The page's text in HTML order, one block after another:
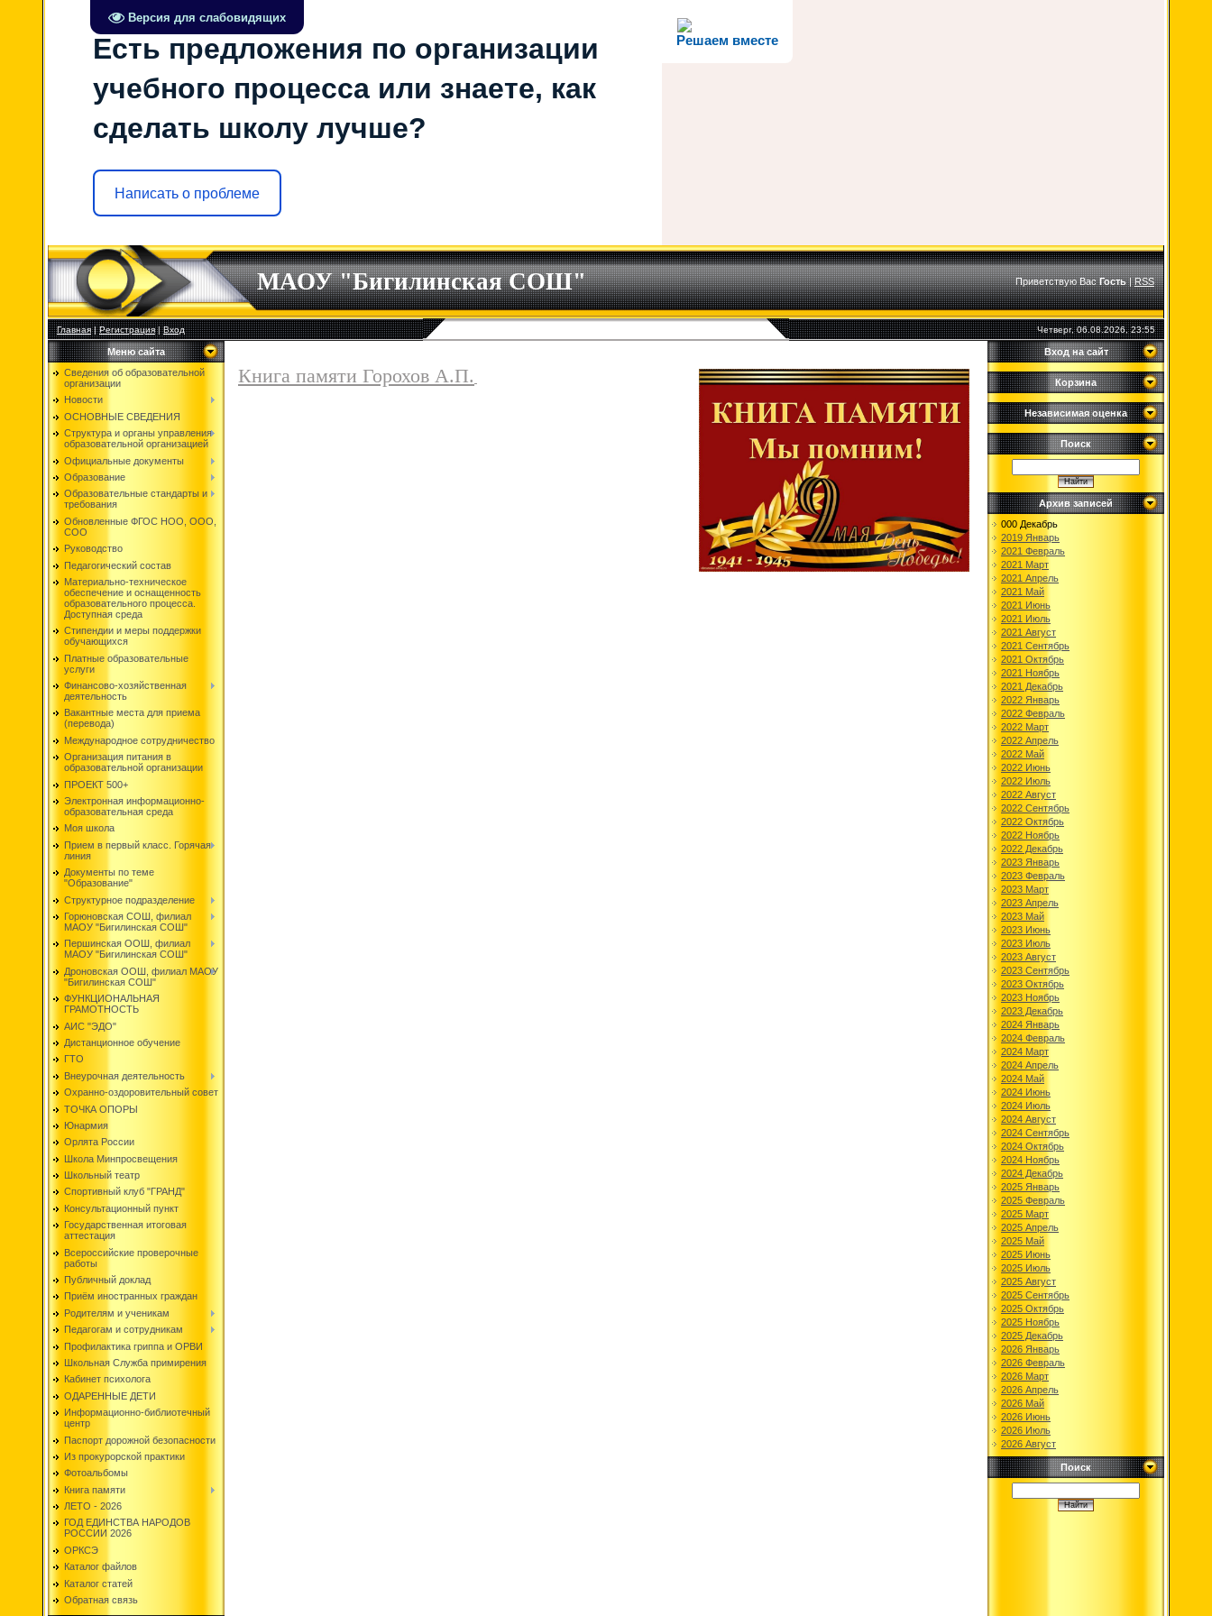
Версия для слабовидящих
Решаем вместе
Есть предложения по организации
учебного процесса или знаете, как
сделать школу лучше?
Написать о проблеме
МАОУ "Бигилинская СОШ" Приветствую Вас Гость|RSS
Главная|Регистрация|Вход Четверг, 06.08.2026, 23:55
Меню сайта
Сведения об образовательной
организации
Новости
ОСНОВНЫЕ СВЕДЕНИЯ
Структура и органы управления
образовательной организацией
Официальные документы
Образование
Образовательные стандарты и
требования
Обновленные ФГОС НОО, ООО,
СОО
Руководство
Педагогический состав
Материально-техническое
обеспечение и оснащенность
образовательного процесса.
Доступная среда
Стипендии и меры поддержки
обучающихся
Платные образовательные
услуги
Финансово-хозяйственная
деятельность
Вакантные места для приема
(перевода)
Международное сотрудничество
Организация питания в
образовательной организации
ПРОЕКТ 500+
Электронная информационно-
образовательная среда
Моя школа
Прием в первый класс. Горячая
линия
Документы по теме
"Образование"
Структурное подразделение
Горюновская СОШ, филиал
МАОУ "Бигилинская СОШ"
Першинская ООШ, филиал
МАОУ "Бигилинская СОШ"
Дроновская ООШ, филиал МАОУ
"Бигилинская СОШ"
ФУНКЦИОНАЛЬНАЯ
ГРАМОТНОСТЬ
АИС "ЭДО"
Дистанционное обучение
ГТО
Внеурочная деятельность
Охранно-оздоровительный совет
ТОЧКА ОПОРЫ
Юнармия
Орлята России
Школа Минпросвещения
Школьный театр
Спортивный клуб "ГРАНД"
Консультационный пункт
Государственная итоговая
аттестация
Всероссийские проверочные
работы
Публичный доклад
Приём иностранных граждан
Родителям и ученикам
Педагогам и сотрудникам
Профилактика гриппа и ОРВИ
Школьная Служба примирения
Кабинет психолога
ОДАРЕННЫЕ ДЕТИ
Информационно-библиотечный
центр
Паспорт дорожной безопасности
Из прокурорской практики
Фотоальбомы
Книга памяти
ЛЕТО - 2026
ГОД ЕДИНСТВА НАРОДОВ
РОССИИ 2026
ОРКСЭ
Каталог файлов
Каталог статей
Обратная связь
Книга памяти Горохов А.П.
Вход на сайт
Корзина
Независимая оценка
Поиск
Архив записей
000 Декабрь
2019 Январь
2021 Февраль
2021 Март
2021 Апрель
2021 Май
2021 Июнь
2021 Июль
2021 Август
2021 Сентябрь
2021 Октябрь
2021 Ноябрь
2021 Декабрь
2022 Январь
2022 Февраль
2022 Март
2022 Апрель
2022 Май
2022 Июнь
2022 Июль
2022 Август
2022 Сентябрь
2022 Октябрь
2022 Ноябрь
2022 Декабрь
2023 Январь
2023 Февраль
2023 Март
2023 Апрель
2023 Май
2023 Июнь
2023 Июль
2023 Август
2023 Сентябрь
2023 Октябрь
2023 Ноябрь
2023 Декабрь
2024 Январь
2024 Февраль
2024 Март
2024 Апрель
2024 Май
2024 Июнь
2024 Июль
2024 Август
2024 Сентябрь
2024 Октябрь
2024 Ноябрь
2024 Декабрь
2025 Январь
2025 Февраль
2025 Март
2025 Апрель
2025 Май
2025 Июнь
2025 Июль
2025 Август
2025 Сентябрь
2025 Октябрь
2025 Ноябрь
2025 Декабрь
2026 Январь
2026 Февраль
2026 Март
2026 Апрель
2026 Май
2026 Июнь
2026 Июль
2026 Август
Поиск